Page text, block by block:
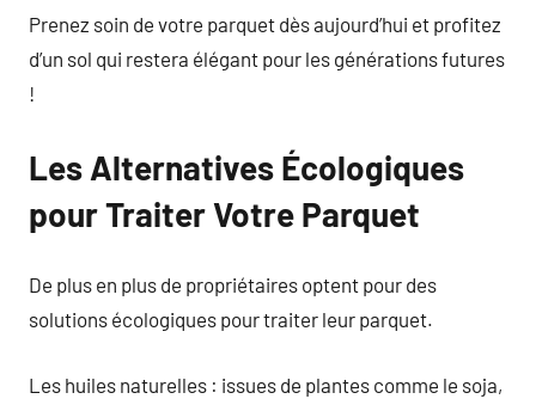
Prenez soin de votre parquet dès aujourd’hui et profitez
d’un sol qui restera élégant pour les générations futures
!
Les Alternatives Écologiques
pour Traiter Votre Parquet
De plus en plus de propriétaires optent pour des
solutions écologiques pour traiter leur parquet.
Les huiles naturelles : issues de plantes comme le soja,